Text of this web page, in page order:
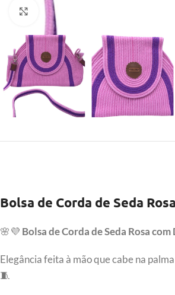
Clique para ampliar
Bolsa de Corda de Seda
🌸💜 Bolsa de Corda de Seda Rosa
Elegância feita à mão que cabe na
🧵